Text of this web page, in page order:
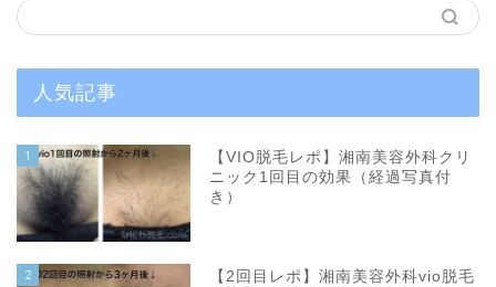
人気記事
1
【VIO脱毛レポ】湘南美容外科クリ
ニック1回目の効果（経過写真付
き）
2
【2回目レポ】湘南美容外科vio脱毛